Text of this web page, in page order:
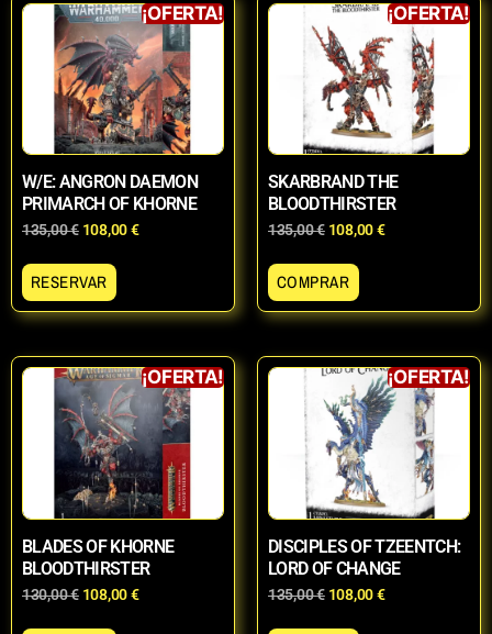
¡OFERTA!
W/E: ANGRON DAEMON
PRIMARCH OF KHORNE
135,00€ 108,00€
RESERVAR
¡OFERTA!
SKARBRAND THE
BLOODTHIRSTER
135,00€ 108,00€
COMPRAR
¡OFERTA!
BLADES OF KHORNE
BLOODTHIRSTER
130,00€ 108,00€
¡OFERTA!
DISCIPLES OF TZEENTCH:
LORD OF CHANGE
135,00€ 108,00€